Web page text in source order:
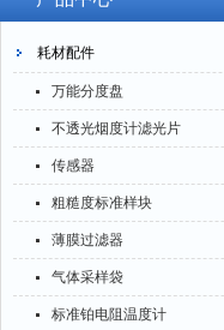
耗材配件
万能分度盘
不透光烟度计滤光片
传感器
粗糙度标准样块
薄膜过滤器
气体采样袋
标准铂电阻温度计